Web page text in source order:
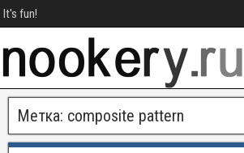
It's fun!
Метка: composite pattern